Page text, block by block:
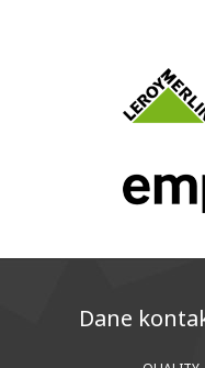
Dane